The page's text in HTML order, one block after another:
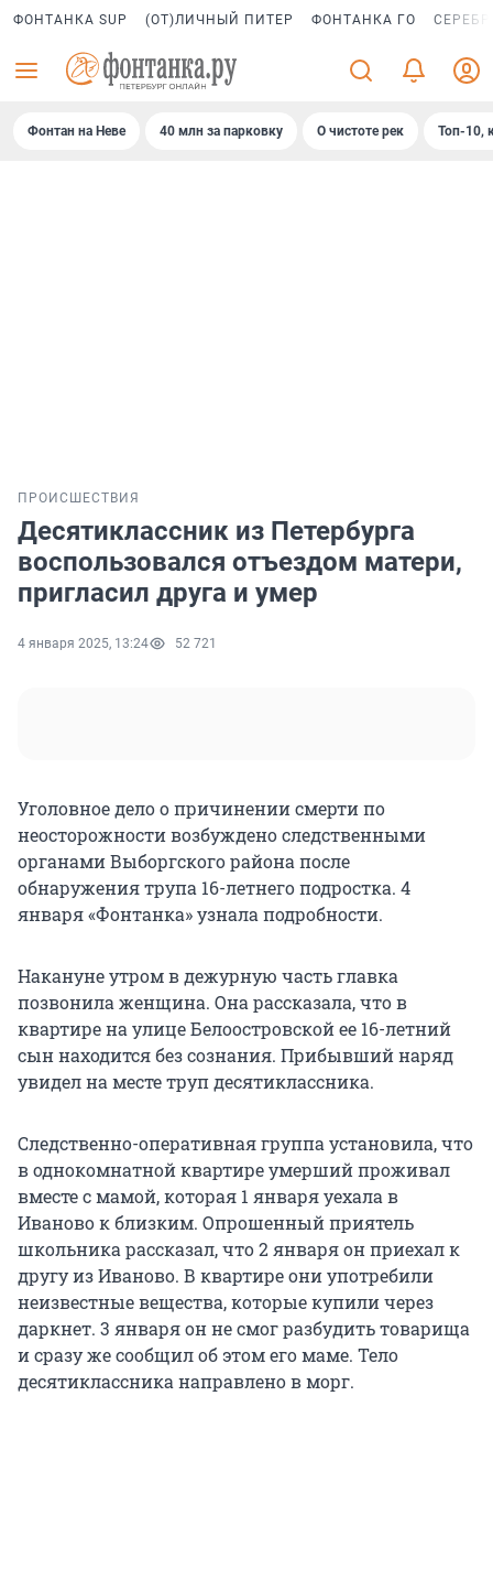
ФОНТАНКА SUP (ОТ)ЛИЧНЫЙ ПИТЕР ФОНТАНКА ГО
Фонтан на Неве 40 млн за парковку О чистоте рек Топ-10,
ПРОИСШЕСТВИЯ
Десятиклассник из Петербурга
воспользовался отъездом матери,
пригласил друга и умер
4 января 2025, 13:24 52 721
Уголовное дело о причинении смерти по
неосторожности возбуждено следственными
органами Выборгского района после
обнаружения трупа 16-летнего подростка. 4
января «Фонтанка» узнала подробности.
Накануне утром в дежурную часть главка
позвонила женщина. Она рассказала, что в
квартире на улице Белоостровской ее 16-летний
сын находится без сознания. Прибывший наряд
увидел на месте труп десятиклассника.
Следственно-оперативная группа установила, что
в однокомнатной квартире умерший проживал
вместе с мамой, которая 1 января уехала в
Иваново к близким. Опрошенный приятель
школьника рассказал, что 2 января он приехал к
другу из Иваново. В квартире они употребили
неизвестные вещества, которые купили через
даркнет. 3 января он не смог разбудить товарища
и сразу же сообщил об этом его маме. Тело
десятиклассника направлено в морг.